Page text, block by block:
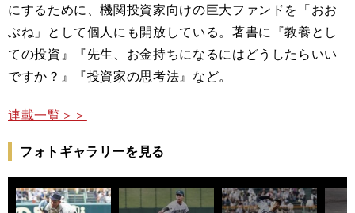
にするために、機関投資家向けの巨大ファンドを「おお
ぶね」として個人にも開放している。著書に『教養とし
ての投資』『先生、お金持ちになるにはどうしたらいい
ですか？』『投資家の思考法』など。
連載一覧＞＞
フォトギャラリーを見る